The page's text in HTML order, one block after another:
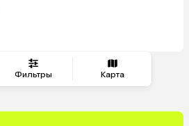
Фильтры Карта
Таджикистан
Болгария